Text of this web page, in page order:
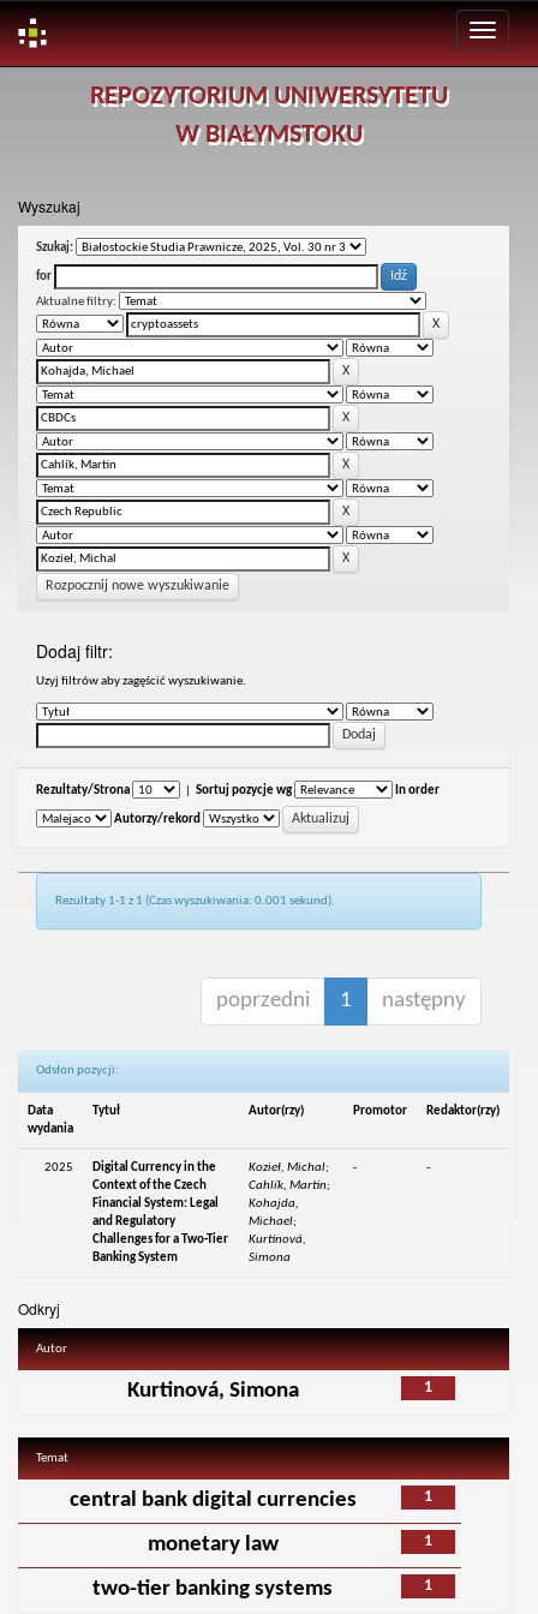
REPOZYTORIUM UNIWERSYTETU
W BIAŁYMSTOKU
Wyszukaj
Szukaj:
for
Aktualne filtry:
Rozpocznij nowe wyszukiwanie
Dodaj filtr:
Uzyj filtrów aby zagęścić wyszukiwanie.
Rezultaty/Strona Sortuj pozycje wg In order
Autorzy/rekord
Rezultaty 1-1 z 1 (Czas wyszukiwania: 0.001 sekund).
poprzedni 1 następny
Odsłon pozycji:
Data
wydania
Tytuł Autor(rzy) Promotor Redaktor(rzy)
2025
Digital Currency in the
Context of the Czech
Financial System: Legal
and Regulatory
Challenges for a Two-Tier
Banking System
Kozieł, Michal;
Cahlík, Martin;
Kohajda,
Michael;
Kurtinová,
Simona
- -
Odkryj
Autor
1
Kurtinová, Simona
Temat
1
central bank digital currencies
1
monetary law
1
two-tier banking systems